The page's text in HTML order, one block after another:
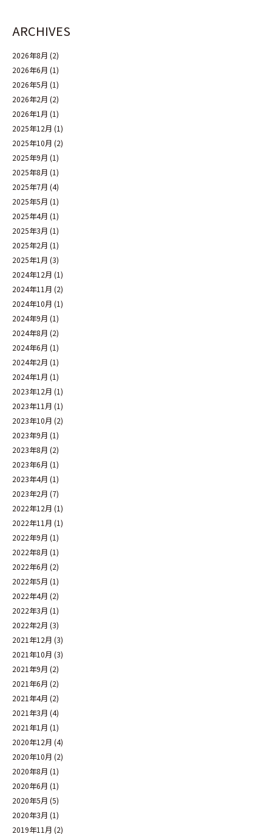
ARCHIVES
2026年8月 (2)
2026年6月 (1)
2026年5月 (1)
2026年2月 (2)
2026年1月 (1)
2025年12月 (1)
2025年10月 (2)
2025年9月 (1)
2025年8月 (1)
2025年7月 (4)
2025年5月 (1)
2025年4月 (1)
2025年3月 (1)
2025年2月 (1)
2025年1月 (3)
2024年12月 (1)
2024年11月 (2)
2024年10月 (1)
2024年9月 (1)
2024年8月 (2)
2024年6月 (1)
2024年2月 (1)
2024年1月 (1)
2023年12月 (1)
2023年11月 (1)
2023年10月 (2)
2023年9月 (1)
2023年8月 (2)
2023年6月 (1)
2023年4月 (1)
2023年2月 (7)
2022年12月 (1)
2022年11月 (1)
2022年9月 (1)
2022年8月 (1)
2022年6月 (2)
2022年5月 (1)
2022年4月 (2)
2022年3月 (1)
2022年2月 (3)
2021年12月 (3)
2021年10月 (3)
2021年9月 (2)
2021年6月 (2)
2021年4月 (2)
2021年3月 (4)
2021年1月 (1)
2020年12月 (4)
2020年10月 (2)
2020年8月 (1)
2020年6月 (1)
2020年5月 (5)
2020年3月 (1)
2019年11月 (2)